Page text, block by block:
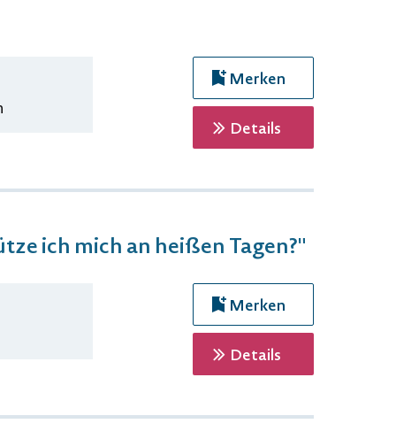
Merken
Detailszur
ich mich an heißen Tagen?"
Merken
Detailszur